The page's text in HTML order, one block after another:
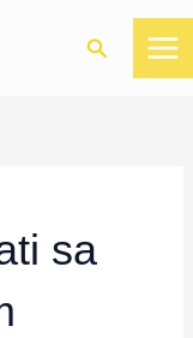
Search
sa